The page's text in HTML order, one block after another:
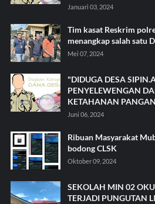
Januari 03, 2024
Tim kasat Reskrim
menangkap salah satu
Mei 07, 2024
"DIDUGA DESA
PENYELEWENGAN
KETAHANAN
Juni 06, 2024
Ribuan Masyarakat
bodong CLSK
Oktober 09, 2024
SEKOLAH MIN 02
TERJADI PUNGUTAN